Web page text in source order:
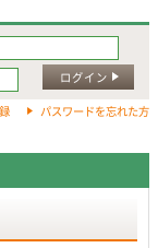
ログイン
パスワードを忘れた方